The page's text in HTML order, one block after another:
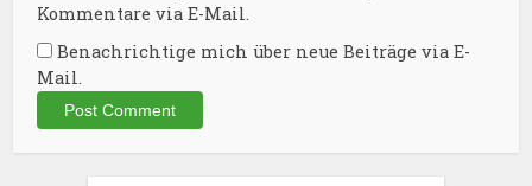
Kommentare via E-Mail.
Benachrichtige mich über neue Beiträge via E-
Mail.